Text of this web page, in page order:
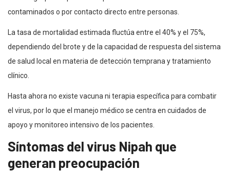
contaminados o por contacto directo entre personas.
La tasa de mortalidad estimada fluctúa entre el 40% y el 75%,
dependiendo del brote y de la capacidad de respuesta del sistema
de salud local en materia de detección temprana y tratamiento
clínico.
Hasta ahora no existe vacuna ni terapia específica para combatir
el virus, por lo que el manejo médico se centra en cuidados de
apoyo y monitoreo intensivo de los pacientes.
Síntomas del virus Nipah que
generan preocupación